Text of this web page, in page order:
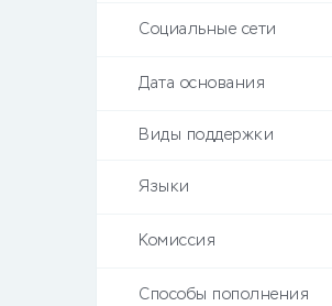
Социальные сети
Дата основания
Виды поддержки
Языки
Комиссия
Способы пополнения